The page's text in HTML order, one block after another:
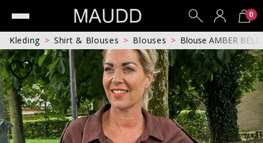
0
Kleding Shirt & Blouses Blouses Blouse AMBER